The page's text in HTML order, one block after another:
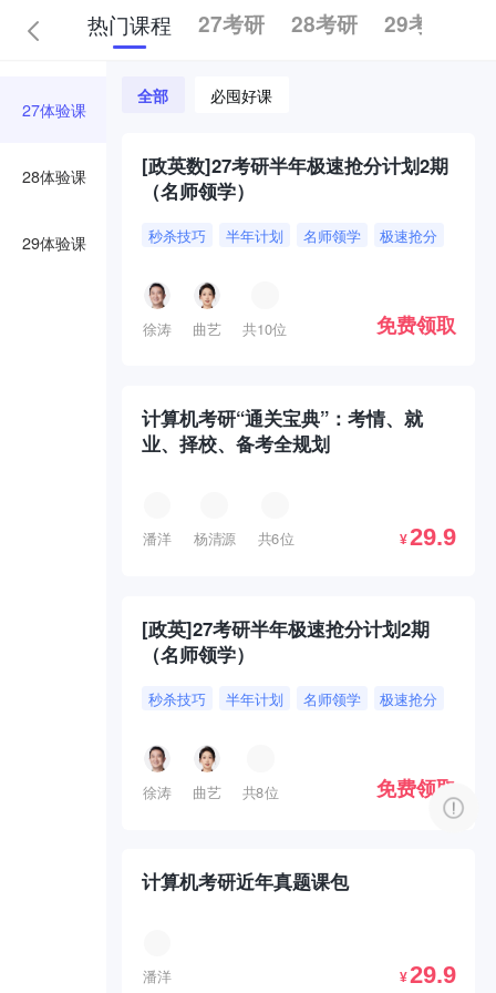
热门课程 27考研 28考研 29考研
27体验课
28体验课
29体验课
全部 必囤好课
[政英数]27考研半年极速抢分计划2期
（名师领学）
秒杀技巧 半年计划 名师领学 极速抢分
徐涛 曲艺 共10位 免费领取
计算机考研“通关宝典”：考情、就
业、择校、备考全规划
潘洋 杨清源 共6位 ¥29.9
[政英]27考研半年极速抢分计划2期
（名师领学）
秒杀技巧 半年计划 名师领学 极速抢分
徐涛 曲艺 共8位 免费领取
计算机考研近年真题课包
潘洋 ¥29.9